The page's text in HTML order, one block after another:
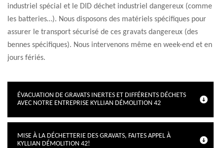
industriel spécial et le DID déchet industriel dangereux (comme
les batteries…). Nous disposons des matériels spécifiques pour
assurer le transport sécurisé de ces gravats dangereux (des
bennes spécifiques). Nous intervenons même en week-end et en
jours fériés.
ÉVACUATION DE GRAVATS INERTES ET DIFFÉRENTS DÉCHETS
AVEC NOTRE ENTREPRISE KYLLIAN DÉMOLITION 42
MISE À LA DÉCHETTERIE DES GRAVATS, FAITES APPEL À
KYLLIAN DÉMOLITION 42!